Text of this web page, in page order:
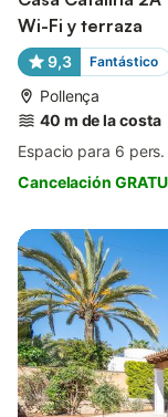
Wi-Fi y terraza
9,3 Fantástico
Pollença
40 m de la costa
Espacio para 6 pers.
Cancelación